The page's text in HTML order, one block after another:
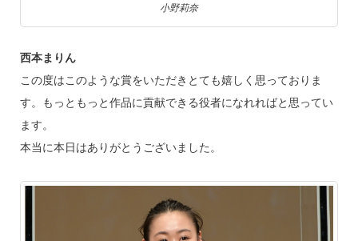
小野莉奈
西本まりん
この度はこのような賞をいただきとても嬉しく思っておりま
す。もっともっと作品に貢献できる役者になれればと思ってい
ます。
本当に本日はありがとうございました。